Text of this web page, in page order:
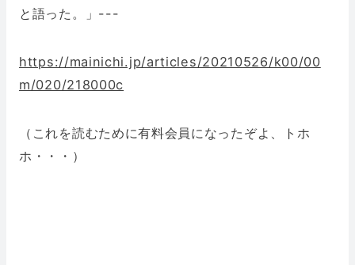
と語った。」---
https://mainichi.jp/articles/20210526/k00/00
m/020/218000c
（これを読むために有料会員になったぞよ、トホ
ホ・・・）